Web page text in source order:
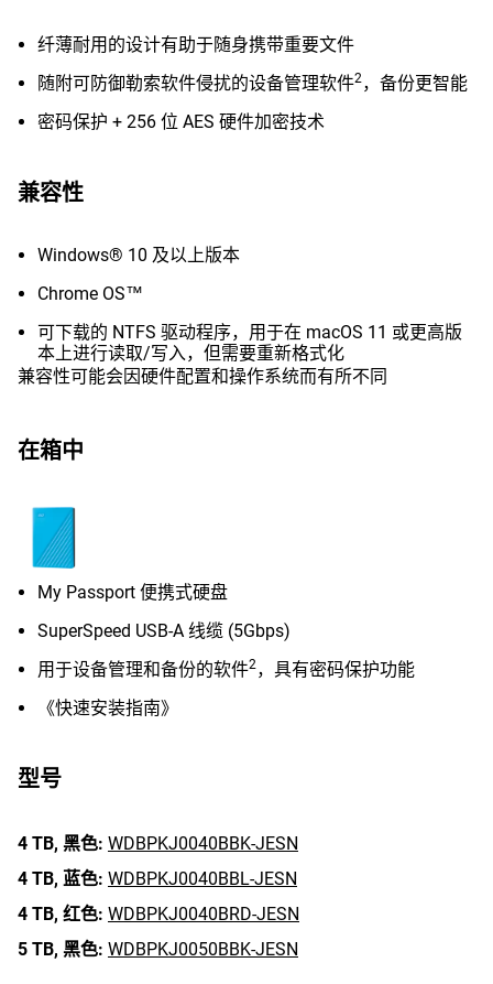
纤薄耐用的设计有助于随身携带重要文件
随附可防御勒索软件侵扰的设备管理软件2，备份更智能
密码保护 + 256 位 AES 硬件加密技术
兼容性
Windows® 10 及以上版本
Chrome OS™
可下载的 NTFS 驱动程序，用于在 macOS 11 或更高版
本上进行读取/写入，但需要重新格式化
兼容性可能会因硬件配置和操作系统而有所不同
在箱中
My Passport 便携式硬盘
SuperSpeed USB-A 线缆 (5Gbps)
用于设备管理和备份的软件2，具有密码保护功能
《快速安装指南》
型号
4 TB, 黑色: WDBPKJ0040BBK-JESN
4 TB, 蓝色: WDBPKJ0040BBL-JESN
4 TB, 红色: WDBPKJ0040BRD-JESN
5 TB, 黑色: WDBPKJ0050BBK-JESN